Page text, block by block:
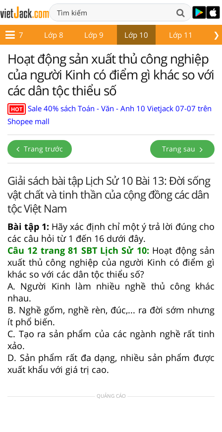
❯
Lớp 7 Lớp 8 Lớp 9 Lớp 10 Lớp 11
Hoạt động sản xuất thủ công nghiệp
của người Kinh có điểm gì khác so với
các dân tộc thiểu số
HOT
Sale 40% sách Toán - Văn - Anh 10 Vietjack 07-07 trên
Shopee mall
Trang trước Trang sau
Giải sách bài tập Lịch Sử 10 Bài 13: Đời sống
vật chất và tinh thần của cộng đồng các dân
tộc Việt Nam
Bài tập 1: Hãy xác định chỉ một ý trả lời đúng cho
các câu hỏi từ 1 đến 16 dưới đây.
Câu 12 trang 81 SBT Lịch Sử 10: Hoạt động sản
xuất thủ công nghiệp của người Kinh có điểm gì
khác so với các dân tộc thiểu số?
A. Người Kinh làm nhiều nghề thủ công khác
nhau.
B. Nghề gốm, nghề rèn, đúc,... ra đời sớm nhưng
ít phổ biến.
C. Tạo ra sản phẩm của các ngành nghề rất tinh
xảo.
D. Sản phẩm rất đa dạng, nhiều sản phẩm được
xuất khẩu với giá trị cao.
QUẢNG CÁO